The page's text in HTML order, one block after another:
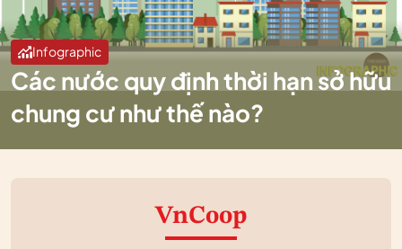
Infographic
Các nước quy định thời hạn sở hữu
chung cư như thế nào?
VnCoop